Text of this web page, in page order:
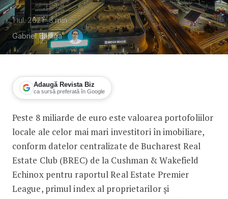
1 iul. 2021 3min
Gabriel Barliga
Adaugă Revista Biz
ca sursă preferată în Google
Cine controlează cele mai valoroase
Peste 8 miliarde de euro este valoarea portofoliilor
locale ale celor mai mari investitori în imobiliare,
conform datelor centralizate de Bucharest Real
Estate Club (BREC) de la Cushman & Wakefield
Echinox pentru raportul Real Estate Premier
League, primul index al proprietarilor și